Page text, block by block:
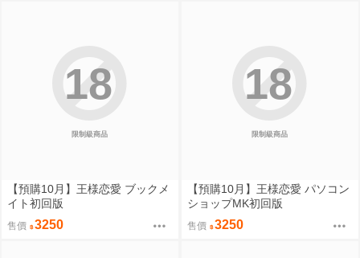
限制級商品
18
【預購10月】王様恋愛 ブックメ
イト初回版
售價 3250
限制級商品
18
【預購10月】王様恋愛 パソコン
ショップMK初回版
售價 3250